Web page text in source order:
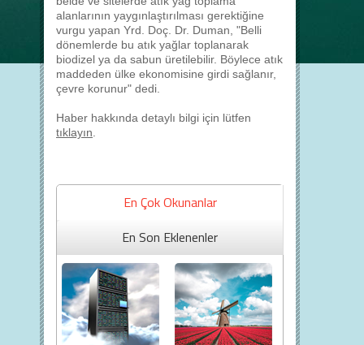
alanlarının yaygınlaştırılması gerektiğine
vurgu yapan Yrd. Doç. Dr. Duman, "Belli
dönemlerde bu atık yağlar toplanarak
biodizel ya da sabun üretilebilir. Böylece atık
maddeden ülke ekonomisine girdi sağlanır,
çevre korunur" dedi.
Haber hakkında detaylı bilgi için lütfen
tıklayın
En Çok Okunanlar
En Son Eklenenler